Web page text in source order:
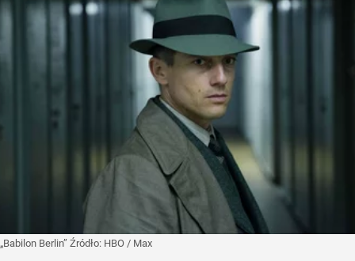
„Babilon Berlin” Źródło: HBO / Max